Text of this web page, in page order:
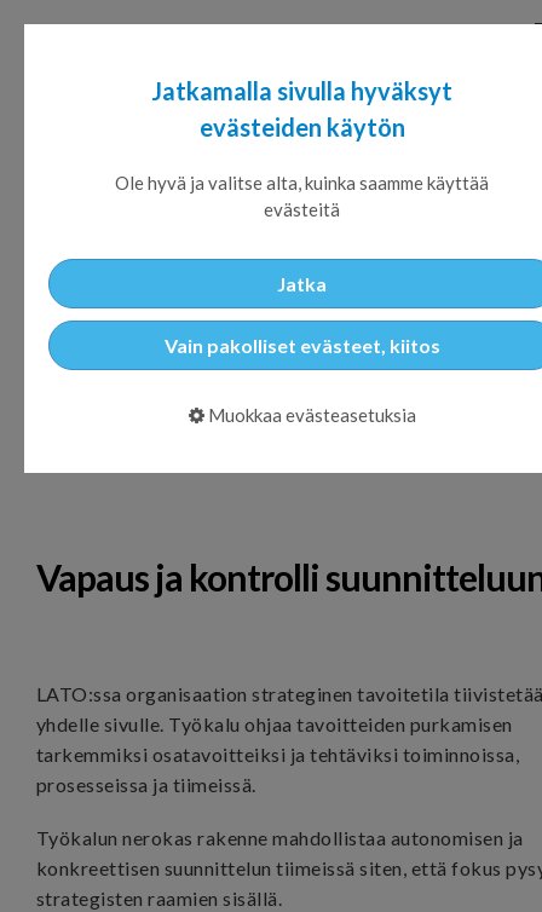
LATO selkeyttää
suunnittelua ja
johtamisrakennetta
Vapaus ja kontrolli
LATO:ssa organisaation strateginen tavoitetila
yhdelle sivulle. Työkaluohjaa tavoitteiden purkamisen
tarkemmiksi osatavoitteiksi ja tehtäviksi toiminnoissa,
prosesseissa ja tiimeissä.
Työkalun nerokas rakenne mahdollistaa autonomisen ja
konkreettisen suunnittelun tiimeissä siten, että fokus
strategisten raamien sisällä.
Jatkamalla sivulla hyväksyt
evästeiden käytön
Ole hyvä ja valitse alta, kuinka saamme käyttää
evästeitä
Jatka
Vain pakolliset evästeet, kiitos
Muokkaa evästeasetuksia